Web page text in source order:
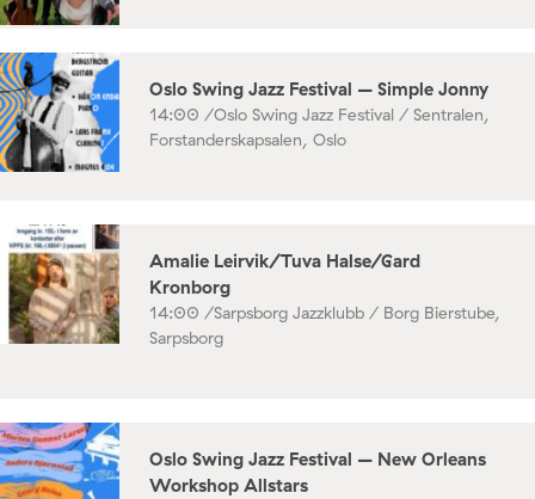
Oslo Swing Jazz Festival – Simple Jonny
14:00 /Oslo Swing Jazz Festival / Sentralen,
Forstanderskapsalen, Oslo
Amalie Leirvik/Tuva Halse/Gard
Kronborg
14:00 /Sarpsborg Jazzklubb / Borg Bierstube,
Sarpsborg
Oslo Swing Jazz Festival – New Orleans
Workshop Allstars